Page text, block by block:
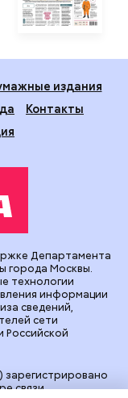
издания
Контакты
зарегистрировано
связи,
Департамента
города Москвы.
технологии
информации
сведений,
сети
Российской